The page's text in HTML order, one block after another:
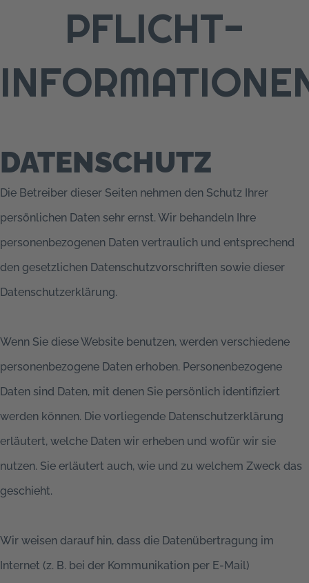
PFLICHT­
DATENSCHUTZ
Die Betreiber dieser Seiten nehmen den Schutz Ihrer
persönlichen Daten sehr ernst. Wir behandeln Ihre
personenbezogenen Daten vertraulich und entsprechend
den gesetzlichen Datenschutzvorschriften sowie dieser
Datenschutzerklärung.
Wenn Sie diese Website benutzen, werden verschiedene
personenbezogene Daten erhoben. Personenbezogene
Daten sind Daten, mit denen Sie persönlich identifiziert
werden können. Die vorliegende Datenschutzerklärung
erläutert, welche Daten wir erheben und wofür wir sie
nutzen. Sie erläutert auch, wie und zu welchem Zweck das
geschieht.
Wir weisen darauf hin, dass die Datenübertragung im
Internet (z. B. bei der Kommunikation per E-Mail)